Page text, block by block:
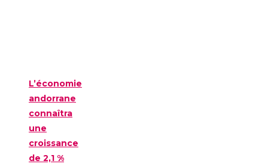
L’économie
andorrane
connaîtra
une
croissance
de 2,1 %